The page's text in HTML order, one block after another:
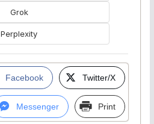
Grok
Perplexity
Facebook Twitter/X
Messenger Print